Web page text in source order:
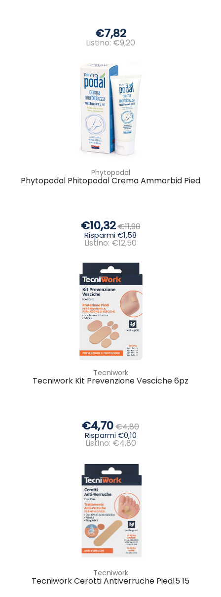
€7,82
Listino: €9,20
Phytopodal
Phytopodal Phitopodal Crema Ammorbid Pied
€10,32€11,90
Risparmi €1,58
Listino: €12,50
Tecniwork
Tecniwork Kit Prevenzione Vesciche 6pz
€4,70€4,80
Risparmi €0,10
Listino: €4,80
Tecniwork
Tecniwork Cerotti Antiverruche Pied15 15